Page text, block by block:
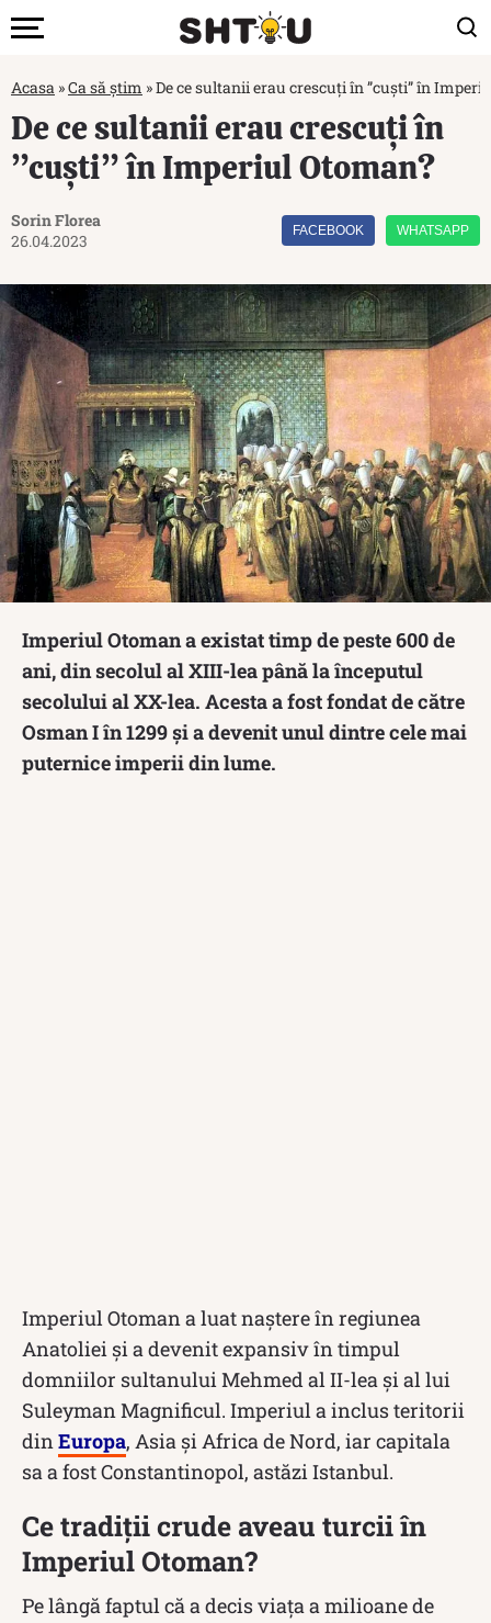
Acasa »Ca să știm »De ce sultanii erau crescuți în ”cuști” în
De ce sultanii erau crescuți în
”cuști” în Imperiul Otoman?
Sorin Florea
26.04.2023
FACEBOOK WHATSAPP
Imperiul Otoman a existat timp de peste 600 de
ani, din secolul al XIII-lea până la începutul
secolului al XX-lea. Acesta a fost fondat de către
Osman I în 1299 și a devenit unul dintre cele mai
puternice imperii din lume.
Imperiul Otoman a luat naștere în regiunea
Anatoliei și a devenit expansiv în timpul
domniilor sultanului Mehmed al II-lea și al lui
Suleyman Magnificul. Imperiul a inclus teritorii
din Europa, Asia și Africa de Nord, iar capitala
sa a fost Constantinopol, astăzi Istanbul.
Ce tradiții crude aveau turcii în
Imperiul Otoman?
Pe lângă faptul că a decis viața a milioane de